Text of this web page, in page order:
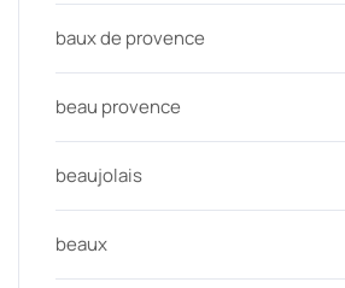
baux de provence
beau provence
beaujolais
beaux